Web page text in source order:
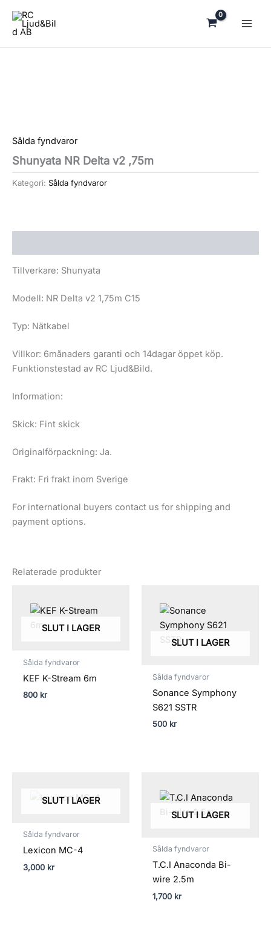
innehåll
Sålda fyndvaror
Shunyata NR Delta v2 ,75m
Kategori: Sålda fyndvaror
Tillverkare: Shunyata
Modell: NR Delta v2 1,75m C15
Typ: Nätkabel
Villkor: 6månaders garanti och 14dagar öppet köp.
Funktionstestad av RC Ljud&Bild.
Information:
Skick: Fint skick
Originalförpackning: Ja.
Frakt: Fri frakt inom Sverige
For international buyers contact us for shipping and
payment options.
Relaterade produkter
SLUT I LAGER
Sålda fyndvaror
KEF K-Stream 6m
800 kr
SLUT I LAGER
Sålda fyndvaror
Sonance Symphony
S621 SSTR
500 kr
SLUT I LAGER
Sålda fyndvaror
Lexicon MC-4
3,000 kr
SLUT I LAGER
Sålda fyndvaror
T.C.I Anaconda Bi-
wire 2.5m
1,700 kr